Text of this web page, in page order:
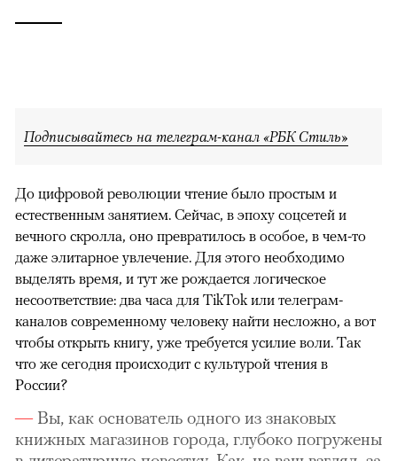
Подписывайтесь на телеграм-канал «РБК Стиль»
До цифровой революции чтение было простым и
естественным занятием. Сейчас, в эпоху соцсетей и
вечного скролла, оно превратилось в особое, в чем-то
даже элитарное увлечение. Для этого необходимо
выделять время, и тут же рождается логическое
несоответствие: два часа для TikTok или телеграм-
каналов современному человеку найти несложно, а вот
чтобы открыть книгу, уже требуется усилие воли. Так
что же сегодня происходит с культурой чтения в
России?
Вы, как основатель одного из знаковых
книжных магазинов города, глубоко погружены